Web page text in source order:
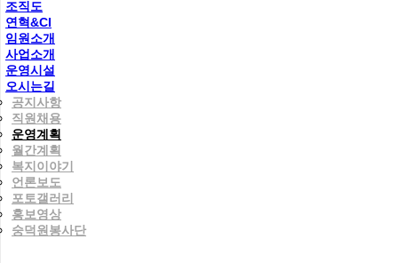
조직도
연혁&CI
임원소개
사업소개
운영시설
오시는길
공지사항
직원채용
운영계획
월간계획
복지이야기
언론보도
포토갤러리
홍보영상
숭덕원봉사단